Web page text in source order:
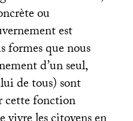
ou
est
formes que nous
d’un seul,
de tous) sont
cette fonction